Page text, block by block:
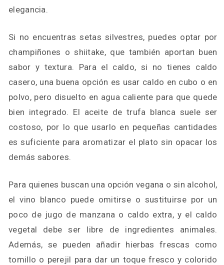
elegancia.
Si no encuentras setas silvestres, puedes optar por
champiñones o shiitake, que también aportan buen
sabor y textura. Para el caldo, si no tienes caldo
casero, una buena opción es usar caldo en cubo o en
polvo, pero disuelto en agua caliente para que quede
bien integrado. El aceite de trufa blanca suele ser
costoso, por lo que usarlo en pequeñas cantidades
es suficiente para aromatizar el plato sin opacar los
demás sabores.
Para quienes buscan una opción vegana o sin alcohol,
el vino blanco puede omitirse o sustituirse por un
poco de jugo de manzana o caldo extra, y el caldo
vegetal debe ser libre de ingredientes animales.
Además, se pueden añadir hierbas frescas como
tomillo o perejil para dar un toque fresco y colorido